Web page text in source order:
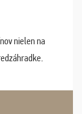
nielen na
: ...